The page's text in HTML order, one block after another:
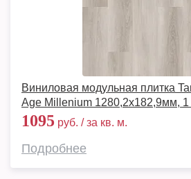
Виниловая модульная плитка
Age Millenium 1280,2х182,9мм, 1
1095 руб. / за кв. м.
Подробнее